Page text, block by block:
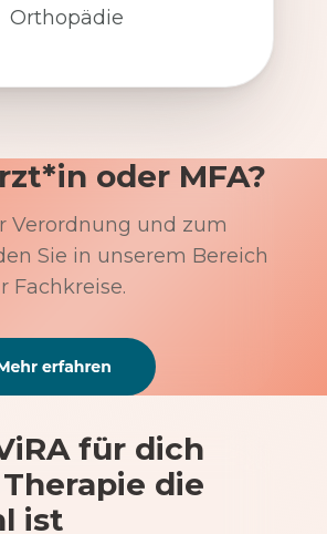
Orthopädie
oder MFA?
Verordnung und zum
Sie in unserem Bereich
Fachkreise.
für dich
die
ist